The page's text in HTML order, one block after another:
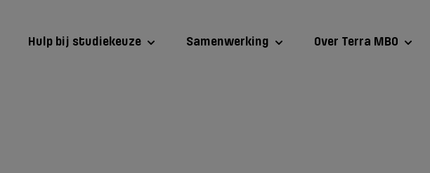
Hulp bij studiekeuze Samenwerking Over Terra MBO